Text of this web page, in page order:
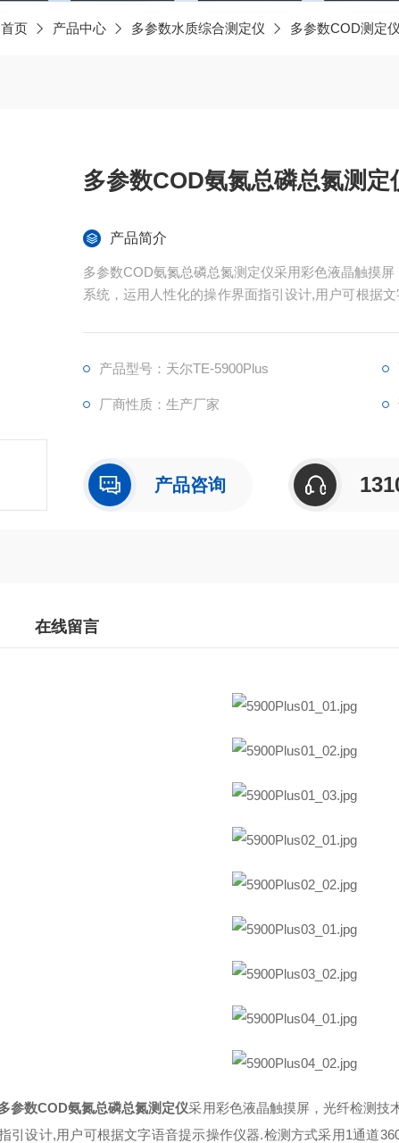
首页 产品中心 多参数水质综合测定仪 多参数COD测定仪
多参数COD氨氮总磷总氮测定
产品简介
多参数COD氨氮总磷总氮测定仪采用彩色液晶触摸
系统，运用人性化的操作界面指引设计,用户可根据
产品型号：天尔TE-5900Plus
厂商性质：生产厂家
产品咨询
在线留言
参数COD氨氮总磷总氮测定仪采用彩色液晶触摸屏，光纤检测技
引设计,用户可根据文字语音提示操作仪器.检测方式采用1通道